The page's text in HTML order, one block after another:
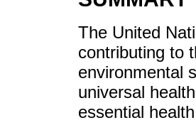
The United
contributing to
environmental
universal
essential